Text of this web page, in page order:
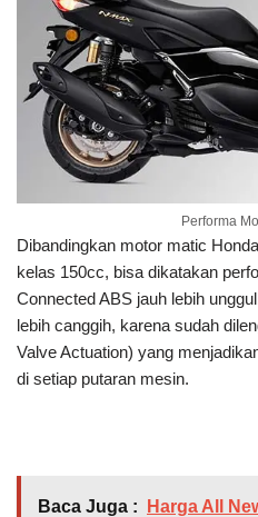
Performa
Dibandingkan motor matic
kelas 150cc, bisa dikatakan
Connected ABS jauh lebih
lebih canggih, karena sudah
Valve Actuation) yang
di setiap putaran mesin.
Baca Juga :
Harga All